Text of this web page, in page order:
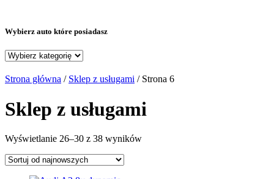
Wybierz auto które posiadasz
Strona główna / Sklep z usługami / Strona 6
Sklep z usługami
Wyświetlanie 26–30 z 38 wynikówPosortowane